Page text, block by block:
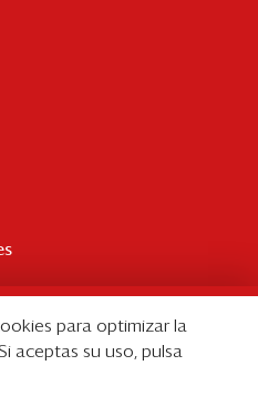
para optimizar la
aceptas su uso, pulsa